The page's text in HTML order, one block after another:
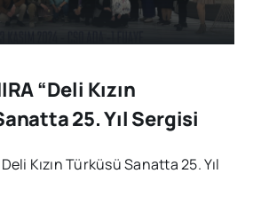
“Deli Kızın
25. Yıl Sergisi
Kızın Türküsü Sanatta 25. Yıl